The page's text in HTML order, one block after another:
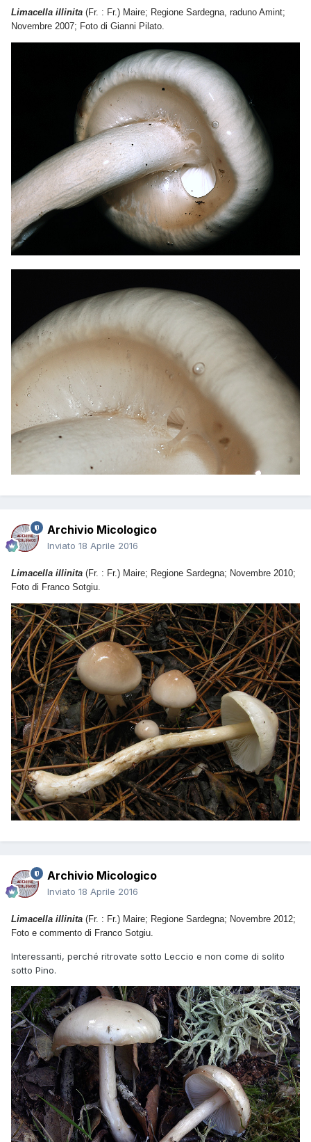
Limacella illinita (Fr. : Fr.) Maire; Regione Sardegna, raduno Amint;
Novembre 2007; Foto di Gianni Pilato.
Archivio Micologico
Inviato 18 Aprile 2016
Limacella illinita (Fr. : Fr.) Maire; Regione Sardegna; Novembre 2010;
Foto di Franco Sotgiu.
Archivio Micologico
Inviato 18 Aprile 2016
Limacella illinita (Fr. : Fr.) Maire; Regione Sardegna; Novembre 2012;
Foto e commento di Franco Sotgiu.
Interessanti, perché ritrovate sotto Leccio e non come di solito
sotto Pino.